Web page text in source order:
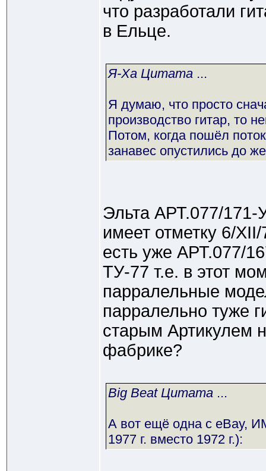
что разработали
в Ельце.
Я-Ха Цитата ...
Я думаю, что просто
производство гитар, то
Потом, когда пошёл
занавес опустились до
Эльта АРТ.077/171-
имеет отметку 6/
есть уже АРТ.077/
ТУ-77 т.е. в этот
парралельные
парралельно туже
старым Артикулем
фабрике?
Big Beat Цитата ...
А вот ещё одна с еВау,
1977 г. вместо 1972 г.):